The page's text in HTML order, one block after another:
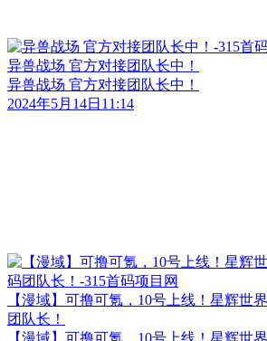
异兽战场 官方对接团队长中！
异兽战场 官方对接团队长中！
2024年5月14日11:14
【漫域】可撸可氪，10号上线！星辉世
团队长！
【漫域】可撸可氪，10号上线！星辉世